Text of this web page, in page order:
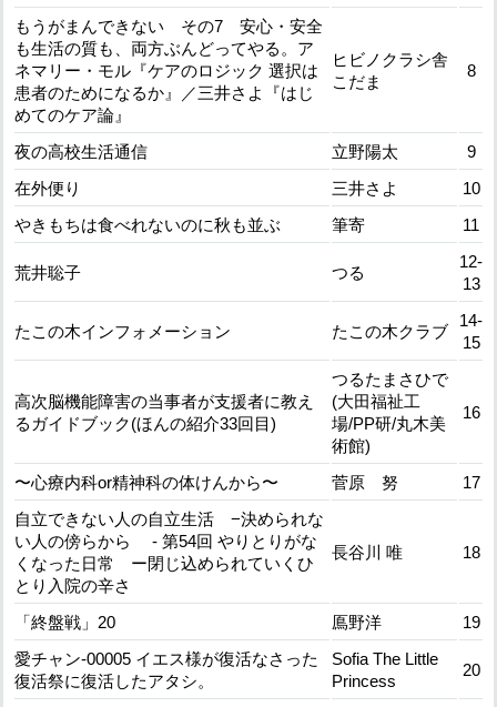
もうがまんできない その7 安心・安全
も生活の質も、両方ぶんどってやる。ア
ネマリー・モル『ケアのロジック 選択は
患者のためになるか』／三井さよ『はじ
めてのケア論』
ヒビノクラシ舎
こだま
8
夜の高校生活通信 立野陽太
9
在外便り
三井さよ
10
やきもちは食べれないのに秋も並ぶ
筆寄 11
荒井聡子 つる
12-
13
たこの木インフォメーション たこの木クラブ
14-
15
高次脳機能障害の当事者が支援者に教え
るガイドブック(ほんの紹介33回目)
つるたまさひで
(大田福祉工
場/PP研/丸木美
術館)
16
〜心療内科or精神科の体けんから〜 菅原 努
17
自立できない人の自立生活 −決められな
い人の傍らから - 第54回 やりとりがな
くなった日常 ー閉じ込められていくひ
とり入院の辛さ
長谷川 唯 18
「終盤戦」20 鳫野洋
19
愛チャン-00005 イエス様が復活なさった
復活祭に復活したアタシ。
Sofia The Little
Princess
20